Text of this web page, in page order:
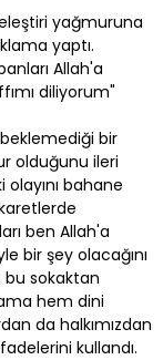
yağmuruna
yaptı.
Allah'a
diliyorum"
beklemediği bir
olduğunu ileri
olayını bahane
ben Allah'a
bir şey olacağını
bu sokaktan
hem dini
da halkımızdan
kullandı.